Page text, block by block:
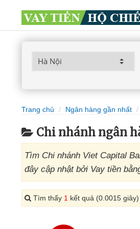
Trang chủ Ngân hàng gần nhất
Chi nhánh ngân
Tìm Chi nhánh Viet Capital
đây cập nhật bởi Vay tiền
Tìm thấy 1 kết quả (0.0015 giây)